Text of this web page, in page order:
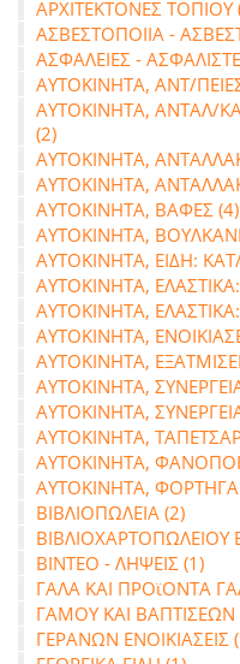
ΑΡΧΙΤΕΚΤΟΝΕΣ ΤΟΠΙΟΥ
ΑΣΒΕΣΤΟΠΟΙΙΑ -
ΑΣΦΑΛΕΙΕΣ -
ΑΥΤΟΚΙΝΗΤΑ, ΑΝΤ/
ΑΥΤΟΚΙΝΗΤΑ, ΑΝΤΑΛ/
(2)
ΑΥΤΟΚΙΝΗΤΑ,
ΑΥΤΟΚΙΝΗΤΑ,
ΑΥΤΟΚΙΝΗΤΑ, ΒΑΦΕΣ (4)
ΑΥΤΟΚΙΝΗΤΑ,
ΑΥΤΟΚΙΝΗΤΑ, ΕΙΔΗ:
ΑΥΤΟΚΙΝΗΤΑ,
ΑΥΤΟΚΙΝΗΤΑ,
ΑΥΤΟΚΙΝΗΤΑ,
ΑΥΤΟΚΙΝΗΤΑ,
ΑΥΤΟΚΙΝΗΤΑ,
ΑΥΤΟΚΙΝΗΤΑ,
ΑΥΤΟΚΙΝΗΤΑ,
ΑΥΤΟΚΙΝΗΤΑ,
ΑΥΤΟΚΙΝΗΤΑ, ΦΟΡΤΗΓΑ:
ΒΙΒΛΙΟΠΩΛΕΙΑ (2)
ΒΙΒΛΙΟΧΑΡΤΟΠΩΛΕΙΟΥ
ΒΙΝΤΕΟ - ΛΗΨΕΙΣ (1)
ΓΑΛΑ ΚΑΙ ΠΡΟϊΟΝΤΑ
ΓΑΜΟΥ ΚΑΙ ΒΑΠΤΙΣΕΩΝ
ΓΕΡΑΝΩΝ ΕΝΟΙΚΙΑΣΕΙΣ